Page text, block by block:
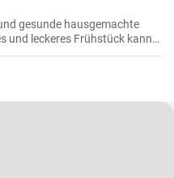
gesunde hausgemachte
und leckeres Frühstück kann